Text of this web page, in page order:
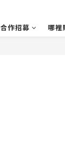
合作招募 哪裡